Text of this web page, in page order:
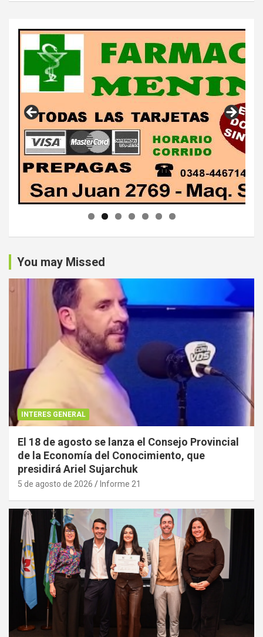
You may Missed
INTERES GENERAL
El 18 de agosto se lanza el Consejo Provincial
de la Economía del Conocimiento, que
presidirá Ariel Sujarchuk
5 de agosto de 2026 Informe 21